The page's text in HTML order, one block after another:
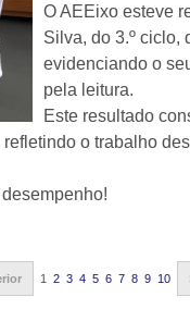
O AEEixo esteve
Silva, do 3.º ciclo,
evidenciando o
pela leitura.
Este resultado
o trabalho
1 2 3 4 5 6 7 8 9 10